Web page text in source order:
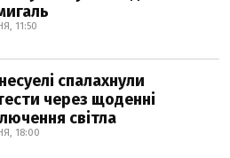
11:50
спалахнули
через щоденні
світла
18:00